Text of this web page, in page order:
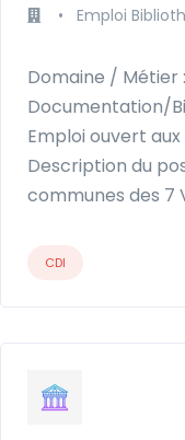
• Emploi
Domaine / Métier
Documentation/
Emploi ouvert
Description du
communes des 7
CDI